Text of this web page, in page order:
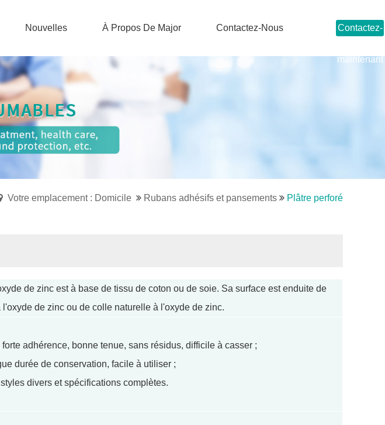
Nouvelles À Propos De Major Contactez-Nous
Contactez-
maintenant
Votre emplacement : Domicile Rubans adhésifs et pansements Plâtre perforé
de zinc est à base de tissu de coton ou de soie. Sa surface est enduite de
de zinc ou de colle naturelle à l'oxyde de zinc.
adhérence, bonne tenue, sans résidus, difficile à casser ;
durée de conservation, facile à utiliser ;
divers et spécifications complètes.